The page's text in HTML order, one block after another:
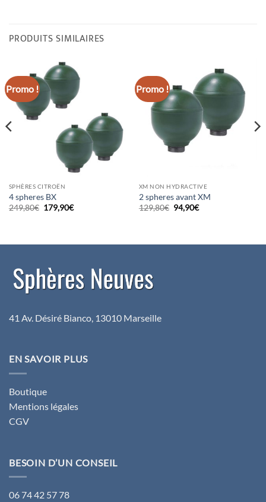
PRODUITS SIMILAIRES
Promo !
SPHÈRES CITROËN
4 spheres BX
249,80€ Le
179,90€Le
Promo !
XM NON HYDRACTIVE
2 spheres avant XM
129,80€ Le
prix
94,90€Le
41 Av. Désiré Bianco, 13010 Marseille
EN SAVOIR PLUS
Boutique
Mentions légales
CGV
BESOIN D’UN CONSEIL
06 74 42 57 78